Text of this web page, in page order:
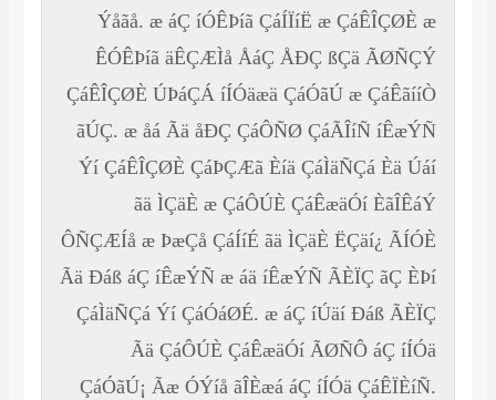
Ýåãå. æ áÇ íÓÊÞíã ÇáÍÏíË æ ÇáÊÎÇØÈ æ
ÊÓÊÞíã äÊÇÆÌå ÅáÇ ÅÐÇ ßÇä ÃØÑÇÝ
ÇáÊÎÇØÈ ÚÞáÇÁ íÍÓäæä ÇáÓãÚ æ ÇáÊãííÒ
ãÚÇ. æ åá Ãä åÐÇ ÇáÔÑØ ÇáÃÎíÑ íÊæÝÑ
Ýí ÇáÊÎÇØÈ ÇáÞÇÆã Èíä ÇáÌäÑÇá Èä Úáí
ãä ÌÇäÈ æ ÇáÔÚÈ ÇáÊæäÓí ÈãÎÊáÝ
ÔÑÇÆÍå æ ÞæÇå ÇáÍíÉ ãä ÌÇäÈ ËÇäí¿ ÃÍÓÈ
Ãä Ðáß áÇ íÊæÝÑ æ áä íÊæÝÑ ÃÈÏÇ ãÇ ÈÞí
ÇáÌäÑÇá Ýí ÇáÓáØÉ. æ áÇ íÚäí Ðáß ÃÈÏÇ
Ãä ÇáÔÚÈ ÇáÊæäÓí ÃØÑÔ áÇ íÍÓä
ÇáÓãÚ¡ Ãæ ÓÝíå ãÎÈæá áÇ íÍÓä ÇáÊÏÈíÑ.